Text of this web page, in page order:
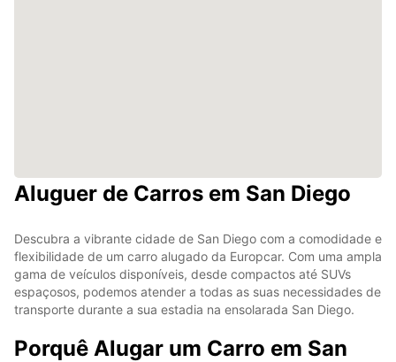
Aluguer de Carros em San Diego
Descubra a vibrante cidade de San Diego com a comodidade e
flexibilidade de um carro alugado da Europcar. Com uma ampla
gama de veículos disponíveis, desde compactos até SUVs
espaçosos, podemos atender a todas as suas necessidades de
transporte durante a sua estadia na ensolarada San Diego.
Porquê Alugar um Carro em San